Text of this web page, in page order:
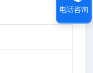
电话咨询